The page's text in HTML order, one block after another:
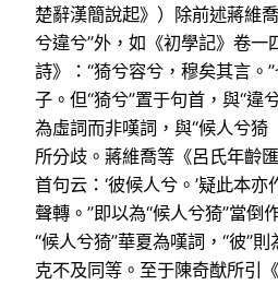
楚辭漢簡說起》）除前述蔣維
兮違兮”外，如《初學記》卷一
詩》：“猗兮容兮，穆矣其言。
子。但“猗兮”置于句首，與“違
為虛詞而非嘆詞，與“候人兮猗
所分歧。蔣維喬等《呂氏年齡
首句云：‘彼候人兮。’疑此本亦作
聲轉。”即以為“候人兮猗”當倒
“候人兮猗”華夏為嘆詞，“彼”
克不及同等。至于陳奇猷所引